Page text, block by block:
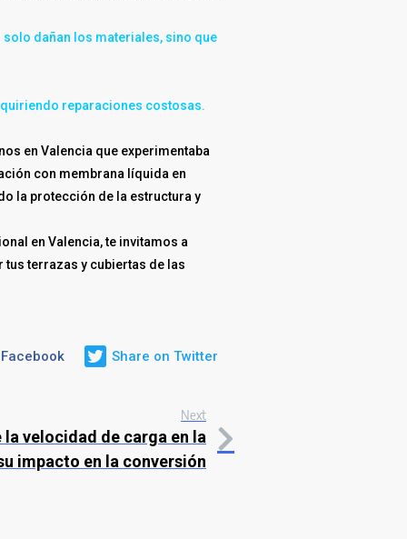
dañan los materiales, sino que
reparaciones costosas.
en Valencia que experimentaba
con membrana líquida en
la protección de la estructura y
en Valencia, te invitamos a
terrazas y cubiertas de las
Share on Twitter
Next
velocidad de carga en la
impacto en la conversión